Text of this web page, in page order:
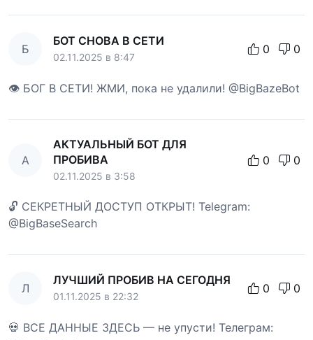
Б
БОТ СНОВА В СЕТИ
02.11.2025 в 8:47
0 0
👁 БОГ В СЕТИ! ЖМИ, пока не удалили! @BigBazeBot
А
АКТУАЛЬНЫЙ БОТ ДЛЯ
ПРОБИВА
02.11.2025 в 3:58
0 0
🔓 СЕКРЕТНЫЙ ДОСТУП ОТКРЫТ! Telegram:
@BigBaseSearch
Л
ЛУЧШИЙ ПРОБИВ НА СЕГОДНЯ
01.11.2025 в 22:32
0 0
💀 ВСЕ ДАННЫЕ ЗДЕСЬ — не упусти! Телеграм: